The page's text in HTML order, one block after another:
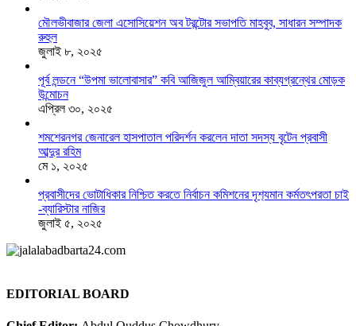
মৌলভীবাজার জেলা এসোসিয়েশন অব টরন্টোর সভাপতি মাহবুব, সাধারন সম্পাদক
রুহুল
জুলাই ৮, ২০২৫
পূর্ব লন্ডনে “উপমা ভালোবাসার” কবি আজিজুল আম্বিয়ারের কাব্যগ্রন্থের মোড়ক
উন্মোচন
এপ্রিল ৩০, ২০২৫
শমশেরনগর জেনারেল হাসপাতাল পরিদর্শন করলেন দাতা সদস্য বৃটেন প্রবাসী
আব্দুর রহিম
মে ১, ২০২৫
প্রবাসীদের ভোটাধিকার নিশ্চিত করতে নির্বাচন কমিশনের দৃশ‍্যমান কর্মতৎপরতা চাই
-ব্যারিস্টার নাজির
জুলাই ৫, ২০২৫
EDITORIAL BOARD